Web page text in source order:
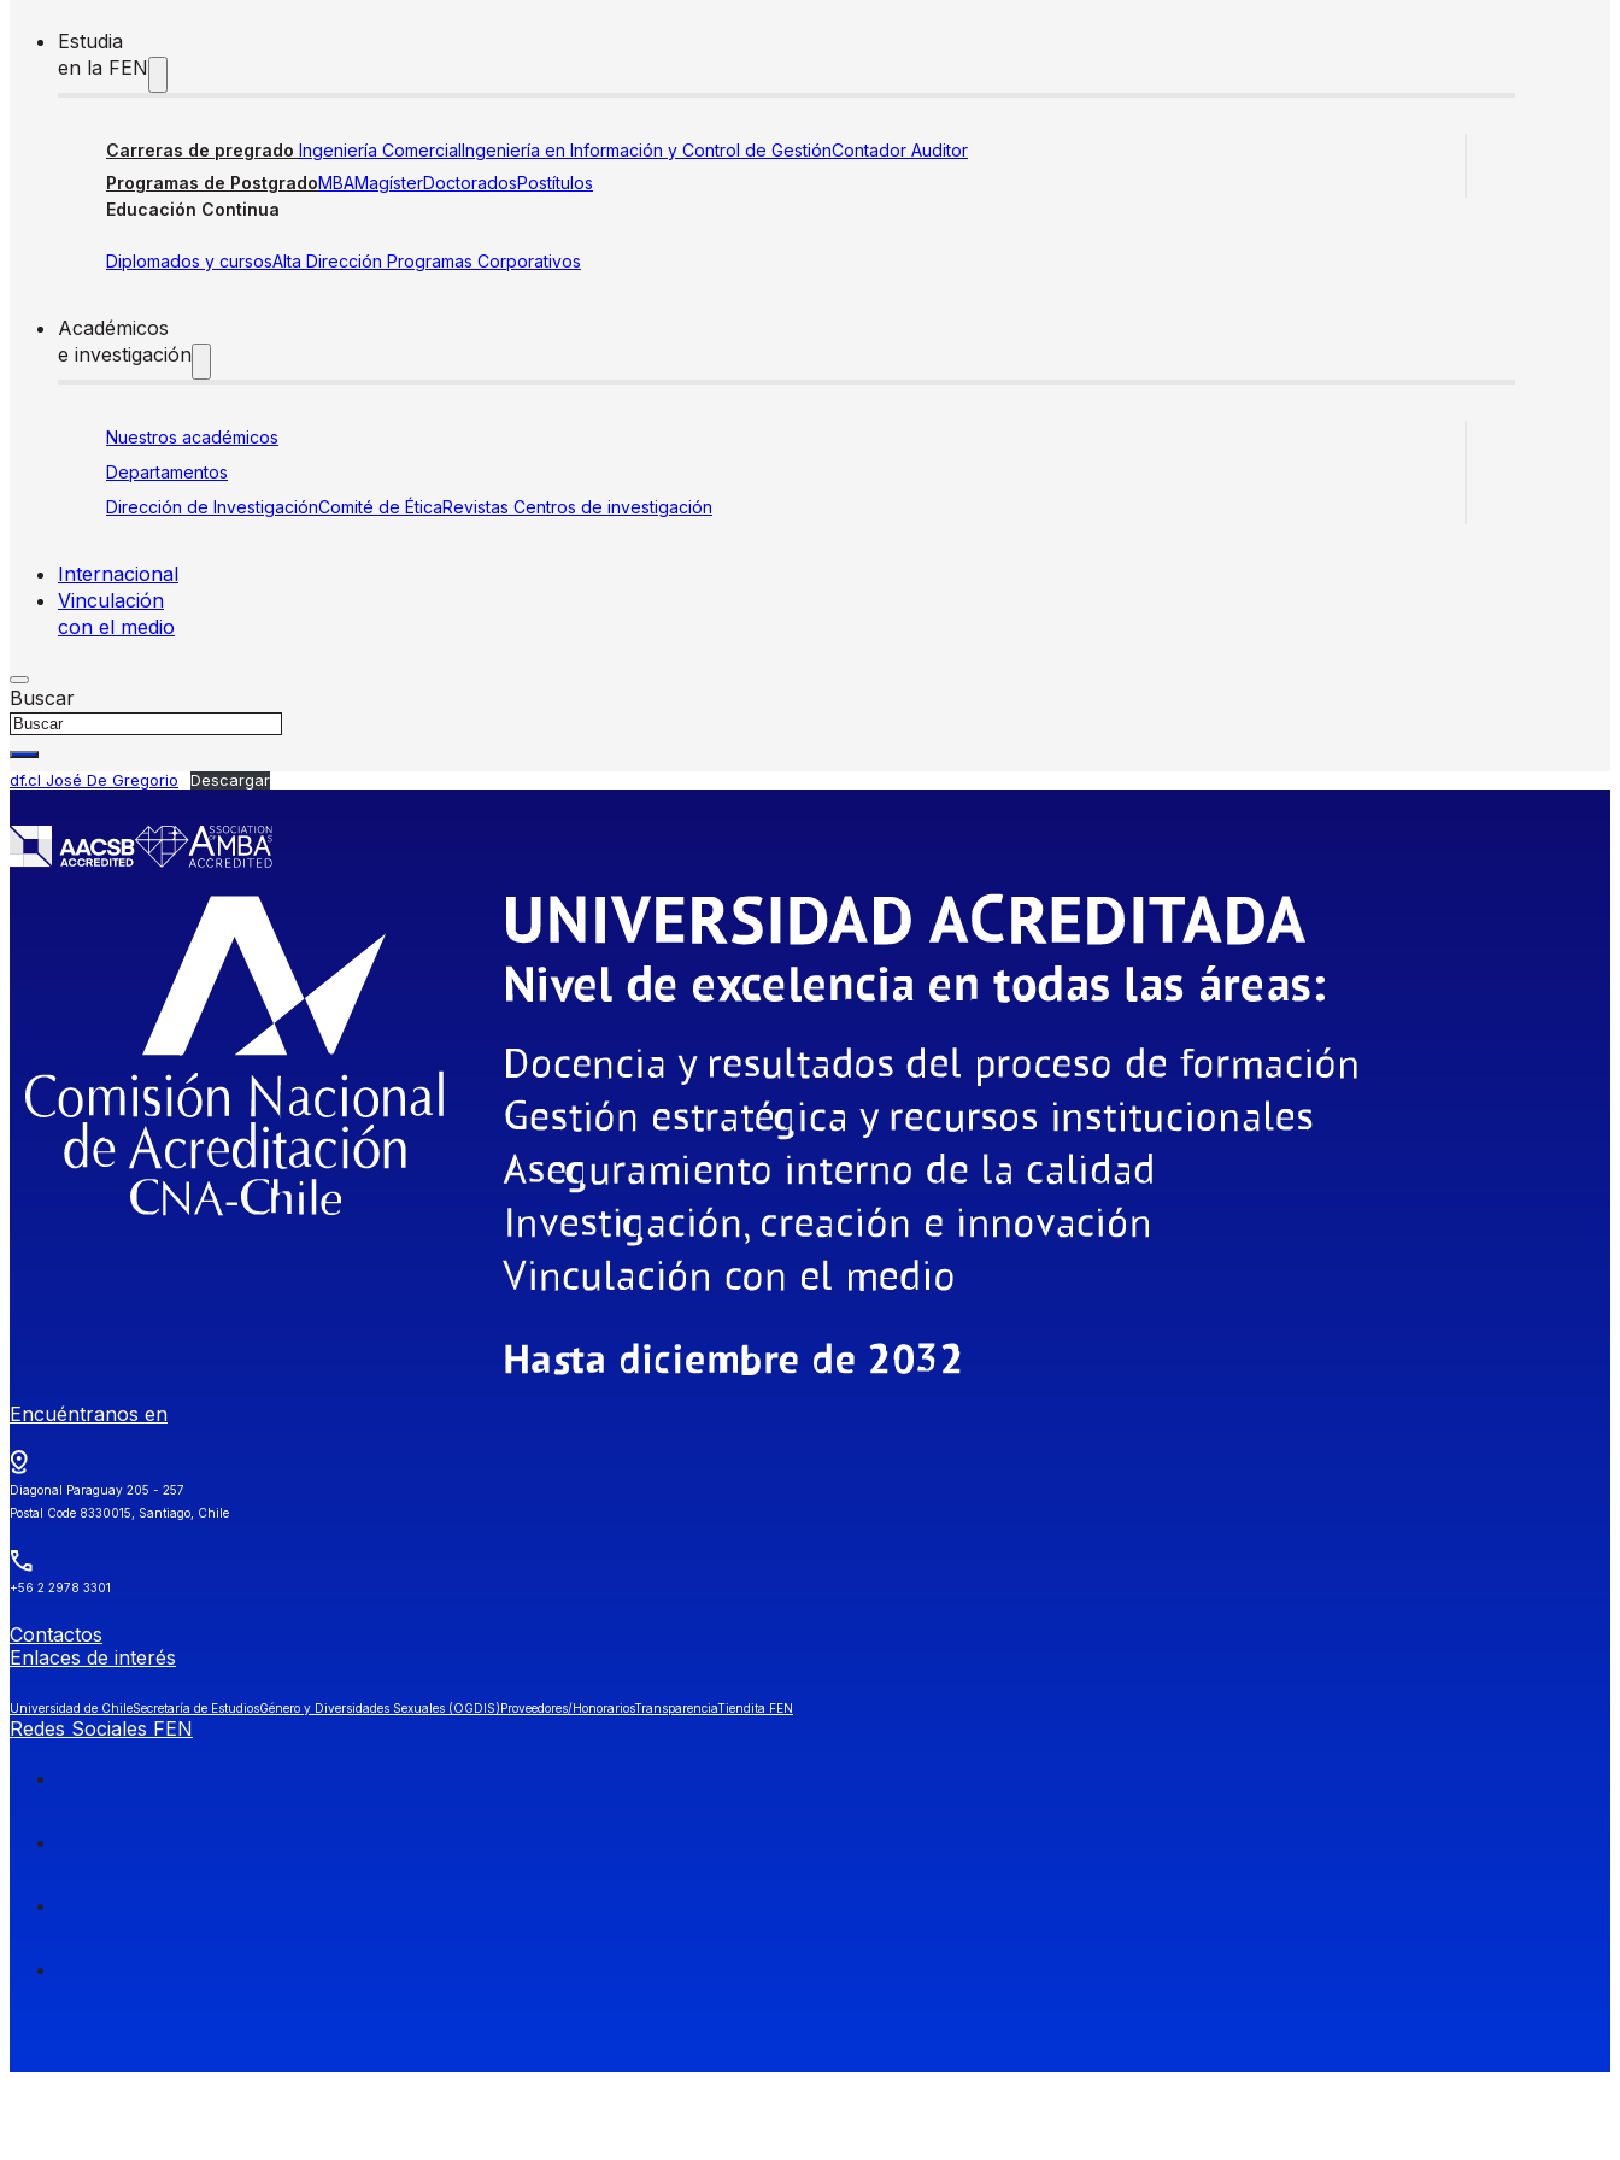
Estudia
en la FEN
Carreras de pregrado Ingeniería ComercialIngeniería en Información y Control de GestiónContador Auditor
Programas de PostgradoMBAMagísterDoctoradosPostítulos
Educación Continua
Diplomados y cursosAlta Dirección Programas Corporativos
Académicos
e investigación
Nuestros académicos
Departamentos
Dirección de InvestigaciónComité de ÉticaRevistas Centros de investigación
Internacional
Vinculación
con el medio
Buscar
df.cl José De Gregorio Descargar
Encuéntranos en
Diagonal Paraguay 205 - 257
Postal Code 8330015, Santiago, Chile
+56 2 2978 3301
Contactos
Enlaces de interés
Universidad de ChileSecretaría de EstudiosGénero y Diversidades Sexuales (OGDIS)Proveedores/HonorariosTransparenciaTiendita FEN
Redes Sociales FEN